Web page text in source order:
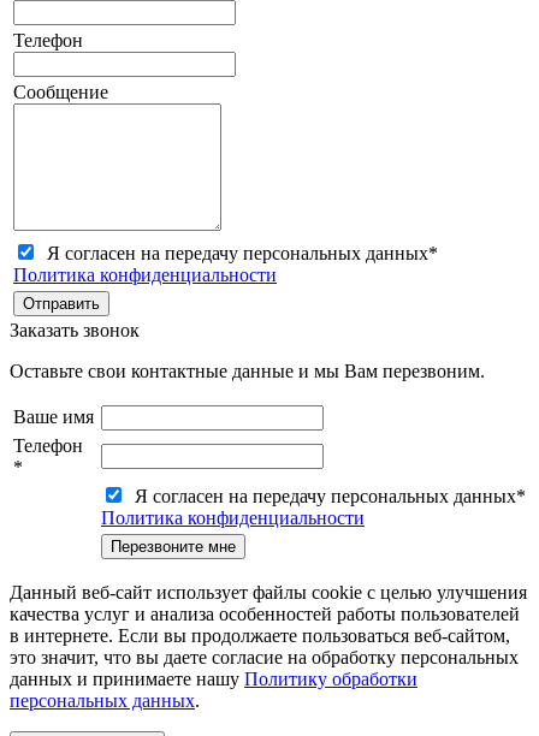
Телефон
Сообщение
Я согласен на передачу персональных данных*
Политика конфиденциальности
Заказать звонок
Оставьте свои контактные данные и мы Вам перезвоним.
Ваше имя
Телефон
*
Я согласен на передачу персональных данных*
Политика конфиденциальности
Данный веб-сайт использует файлы cookie с целью улучшения
качества услуг и анализа особенностей работы пользователей
в интернете. Если вы продолжаете пользоваться веб-сайтом,
это значит, что вы даете cогласие на обработку персональных
данных и принимаете нашу Политику обработки
персональных данных.